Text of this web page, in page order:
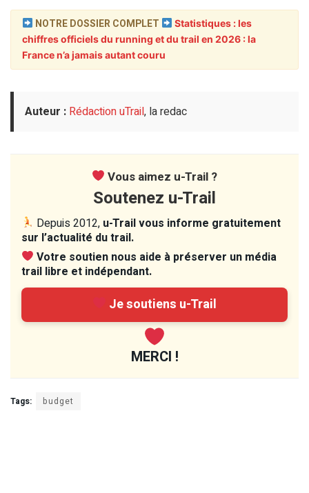
NOTRE DOSSIER COMPLET
Statistiques : les
chiffres officiels du running et du trail en 2026 : la
France n’a jamais autant couru
Auteur : Rédaction uTrail, la redac
Vous aimez u-Trail ?
Soutenez u-Trail
Depuis 2012, u-Trail vous informe gratuitement
sur l’actualité du trail.
Votre soutien nous aide à préserver un média
trail libre et indépendant.
Je soutiens u-Trail
MERCI !
Tags: budget